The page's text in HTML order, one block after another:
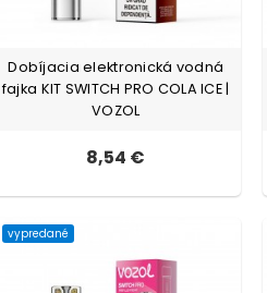
Dobíjacia elektronická vodná
fajka KIT SWITCH PRO COLA ICE |
VOZOL
8,54 €
vypredané